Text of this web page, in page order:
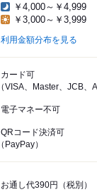
￥4,000～￥4,999
￥3,000～￥3,999
利用金額分布を見る
カード可
（VISA、Master、JCB、
電子マネー不可
QRコード決済可
（PayPay）
お通し代390円（税別）